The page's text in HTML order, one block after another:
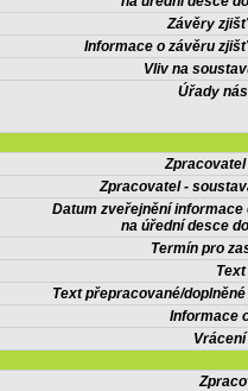
Závěry
Informace o závěru
Vliv na
Úřady
Zpracovatel -
Datum zveřejnění informace
na úřední desce
Termín pro
Text přepracované/
Informace